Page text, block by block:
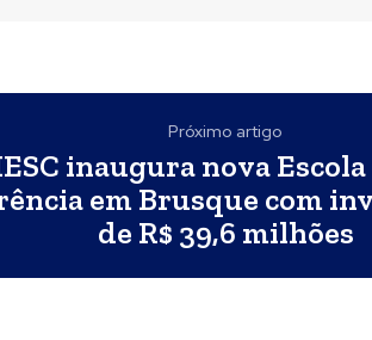
Próximo artigo
inaugura nova Escola
em Brusque com
de R$ 39,6 milhões